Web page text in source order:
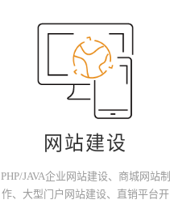
网站建设
PHP/JAVA企业网站建设、商城网站制
作、大型门户网站建设、直销平台开